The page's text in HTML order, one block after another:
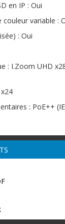
en IP : Oui
variable :
: Oui
: I.Zoom UHD
: PoE++